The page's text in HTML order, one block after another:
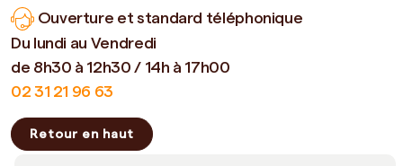
Ouverture et standard téléphonique
Du lundi au Vendredi
de 8h30 à 12h30 / 14h à 17h00
02 31 21 96 63
Retour en haut